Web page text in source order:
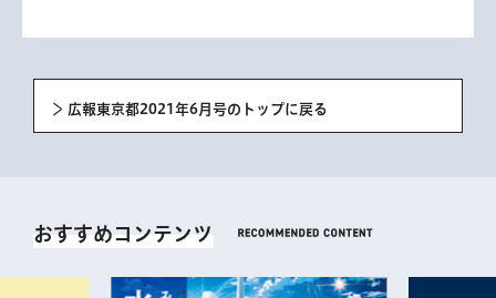
広報東京都2021年6月号のトップに戻る
おすすめコンテンツ